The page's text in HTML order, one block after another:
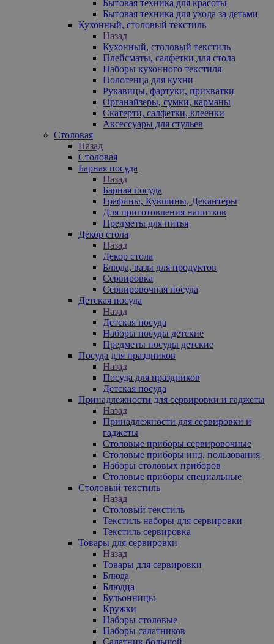
Бытовая техника для красоты
Бытовая техника для ухода за детьми
Кухонный, столовый текстиль
Назад
Кухонный, столовый текстиль
Плейсматы, салфетки для стола
Наборы кухонного текстиля
Полотенца для кухни
Рукавицы, фартуки, прихватки
Органайзеры, сумки, карманы
Скатерти, салфетки, клеенки
Аксессуары для стульев
Столовая
Назад
Столовая
Барная посуда
Назад
Барная посуда
Графины, Кувшины, Декантеры
Для приготовления напитков
Предметы для питья
Декор стола
Назад
Декор стола
Блюда, вазы для продуктов
Сервировка
Сервировочная посуда
Детская посуда
Назад
Детская посуда
Наборы посуды детские
Предметы посуды детские
Посуда для праздников
Назад
Посуда для праздников
Детская посуда
Принадлежности для сервировки и гаджеты
Назад
Принадлежности для сервировки и
гаджеты
Столовые приборы сервировочные
Столовые приборы инд. пользования
Наборы столовых приборов
Столовые приборы специальные
Столовый текстиль
Назад
Столовый текстиль
Текстиль наборы для сервировки
Текстиль сервировка
Товары для сервировки
Назад
Товары для сервировки
Блюда
Блюдца
Бульонницы
Кружки
Наборы столовые
Наборы салатников
Салатник большой